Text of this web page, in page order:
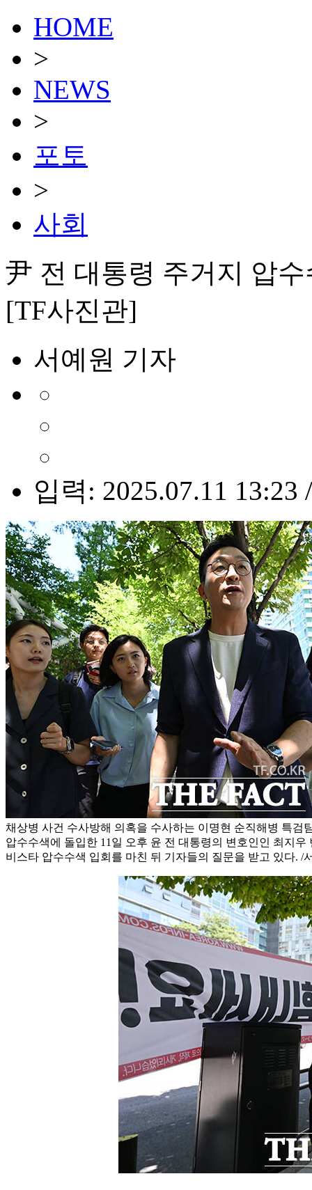
HOME
>
NEWS
>
포토
>
사회
尹 전 대통령 주거지 압
[TF사진관]
서예원 기자
입력: 2025.07.11 13:23
채상병 사건 수사방해 의혹을 수사하는 이명현 순직해병 특검
압수수색에 돌입한 11일 오후 윤 전 대통령의 변호인인 최지
비스타 압수수색 입회를 마친 뒤 기자들의 질문을 받고 있다. /